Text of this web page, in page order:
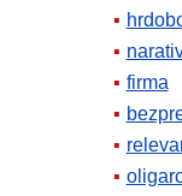
firma